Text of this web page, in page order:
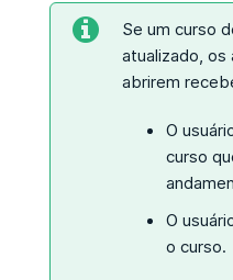
Se um curso
atualizado, os
abrirem
O
curso
O
o curso.